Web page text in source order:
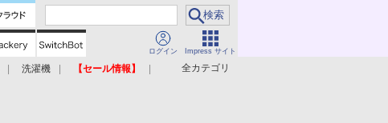
ログイン Impress サイト
全カテゴリ
洗濯機
【セール情報】